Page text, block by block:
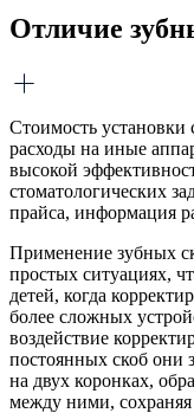
Отличие
Стоимость установки
расходы на иные
высокой
стоматологических
прайса, информация
Применение зубных
простых ситуациях,
детей, когда
более сложных
воздействие
постоянных скоб они
на двух коронках,
между ними,